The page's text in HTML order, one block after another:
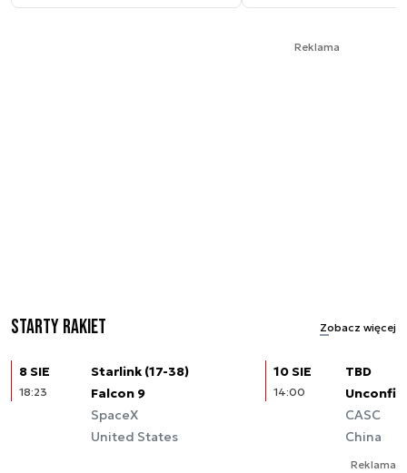
Reklama
Starty rakiet Zobacz więcej
8 SIE
18:23
Starlink (17-38)
Falcon 9
SpaceX
United States
10 SIE
14:00
TBD
CASC
China
Reklama